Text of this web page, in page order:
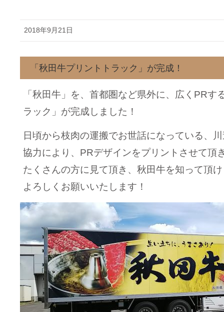
2018年9月21日
「秋田牛プリントトラック」が完成！
「秋田牛」を、首都圏など県外に、広くPRす
ラック」が完成しました！
日頃から枝肉の運搬でお世話になっている、
協力により、PRデザインをプリントさせて頂
たくさんの方に見て頂き、秋田牛を知って頂
よろしくお願いいたします！